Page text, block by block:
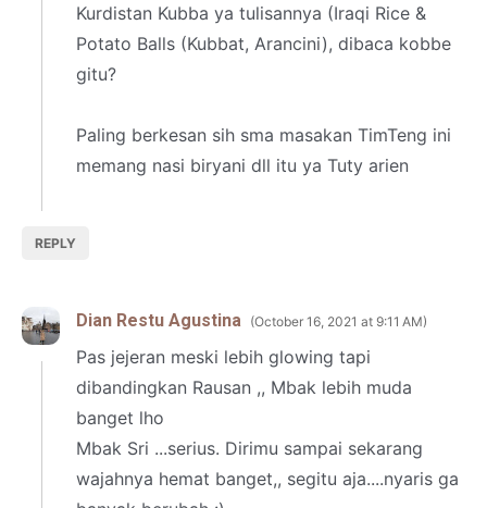
Kurdistan Kubba ya tulisannya (Iraqi Rice &
Potato Balls (Kubbat, Arancini), dibaca kobbe
gitu?
Paling berkesan sih sma masakan TimTeng ini
memang nasi biryani dll itu ya Tuty arien
REPLY
Dian Restu Agustina October 16, 2021 at 9:11 AM
Pas jejeran meski lebih glowing tapi
dibandingkan Rausan ,, Mbak lebih muda
banget lho
Mbak Sri ...serius. Dirimu sampai sekarang
wajahnya hemat banget,, segitu aja....nyaris ga